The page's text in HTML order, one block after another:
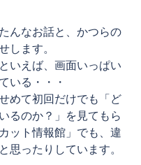
んなお話と、かつらの
します。
いえば、画面いっぱい
いる・・・
めて初回だけでも「ど
るのか？」を見てもら
ット情報館」でも、違
思ったりしています。